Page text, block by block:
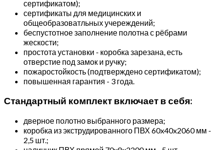
сертификатом);
сертификаты для медицинских и
общеобразоватльных учереждений;
беспустотное заполнение полотна с рёбрами
жескости;
простота установки - коробка зарезана, есть
отверстие под замок и ручку;
пожаростойкость (подтверждено сертификатом);
повышенная гарантия - 3 года.
Стандартный комплект включает в себя:
дверное полотно выбранного размера;
коробка из экструдированного ПВХ 60x40x2060 мм -
2,5 шт.;